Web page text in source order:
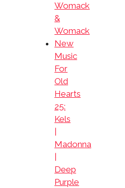
Womack
&
Womack
New
Music
For
Old
Hearts
25:
Kels
Madonna
Deep
Purple